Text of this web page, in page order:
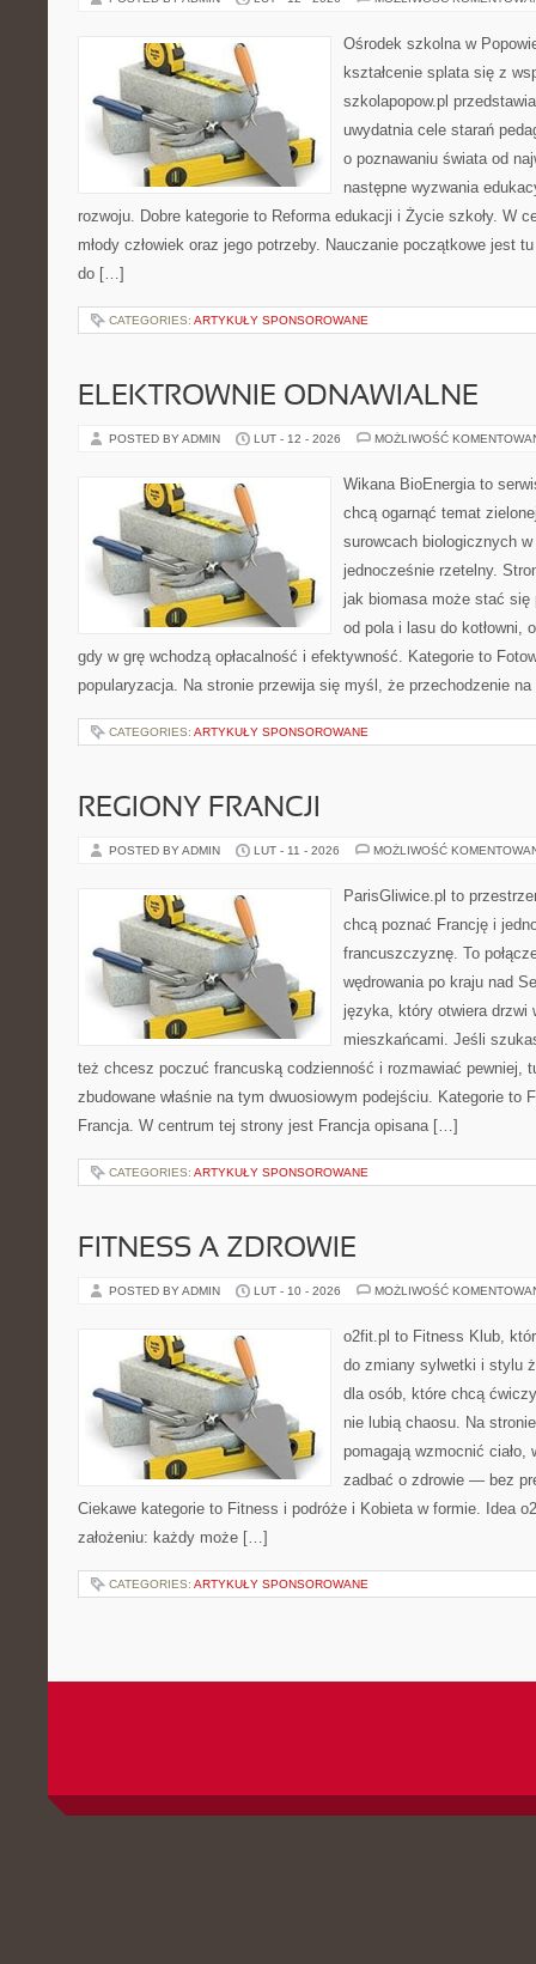
Ośrodek szkolna w
kształcenie splata się z
szkolapopow.pl
uwydatnia cele starań
o poznawaniu świata od
następne wyzwania
rozwoju. Dobre kategorie to Reforma edukacji i Życie szkoły. W
młody człowiek oraz jego potrzeby. Nauczanie początkowe jest
do […]
CATEGORIES: ARTYKUŁY SPONSOROWANE
ELEKTROWNIE ODNAWIALNE
POSTED BY ADMIN LUT - 12 - 2026 MOŻLIWOŚĆ
Wikana BioEnergia to
chcą ogarnąć temat
surowcach biologicznych
jednocześnie rzetelny.
jak biomasa może stać się
od pola i lasu do kotłowni,
gdy w grę wchodzą opłacalność i efektywność. Kategorie to
popularyzacja. Na stronie przewija się myśl, że przechodzenie
CATEGORIES: ARTYKUŁY SPONSOROWANE
REGIONY FRANCJI
POSTED BY ADMIN LUT - 11 - 2026 MOŻLIWOŚĆ
ParisGliwice.pl to
chcą poznać Francję i
francuszczyznę. To
wędrowania po kraju nad
języka, który otwiera drzwi
mieszkańcami. Jeśli
też chcesz poczuć francuską codzienność i rozmawiać pewniej,
zbudowane właśnie na tym dwuosiowym podejściu. Kategorie to
Francja. W centrum tej strony jest Francja opisana […]
CATEGORIES: ARTYKUŁY SPONSOROWANE
FITNESS A ZDROWIE
POSTED BY ADMIN LUT - 10 - 2026 MOŻLIWOŚĆ
o2fit.pl to Fitness Klub,
do zmiany sylwetki i stylu
dla osób, które chcą
nie lubią chaosu. Na
pomagają wzmocnić
zadbać o zdrowie — bez
Ciekawe kategorie to Fitness i podróże i Kobieta w formie. Idea
założeniu: każdy może […]
CATEGORIES: ARTYKUŁY SPONSOROWANE